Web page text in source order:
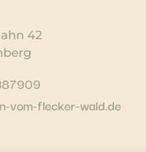
42
vom-flecker-wald.de